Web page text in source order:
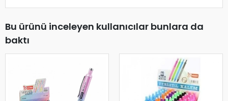
Bu ürünü inceleyen kullanıcılar bunlara da
baktı